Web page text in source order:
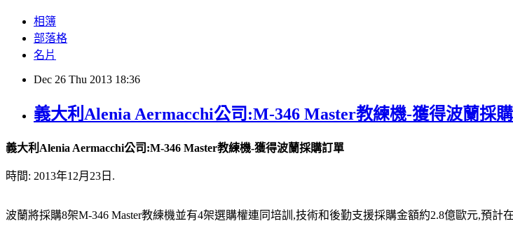
相簿
部落格
名片
Dec 26 Thu 2013 18:36
義大利Alenia Aermacchi公司:M-346 Master教練機-獲得波蘭採
義大利Alenia Aermacchi公司:M-346 Master教練機-獲得波蘭採購訂單
時間: 2013年12月23日.
波蘭將採購8架M-346 Master教練機並有4架選購權連同培訓,技術和後勤支援採購金額約2.8億歐元,預計